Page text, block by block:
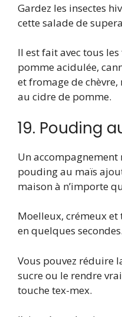
Gardez les insectes
cette salade de
Il est fait avec tous
pomme acidulée,
et fromage de
au cidre de pomme.
19. Pouding
Un accompagnement
pouding au maïs
maison à n’importe
Moelleux, crémeux
en quelques secondes.
Vous pouvez réduire
sucre ou le rendre
touche tex-mex.